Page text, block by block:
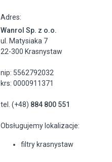
Adres:
Wanrol Sp. z o.o.
ul. Matysiaka 7
22-300 Krasnystaw
nip: 5562792032
krs: 0000911371
tel. (+48) 884 800 551
Obsługujemy lokalizacje:
filtry krasnystaw